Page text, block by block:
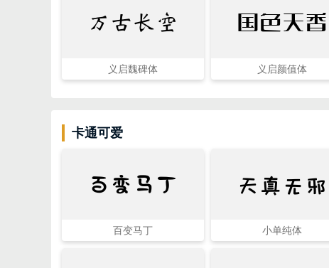
万古长空
义启魏碑体
国色天香
义启颜值体
卡通可爱
百变马丁
百变马丁
天真无邪
小单纯体